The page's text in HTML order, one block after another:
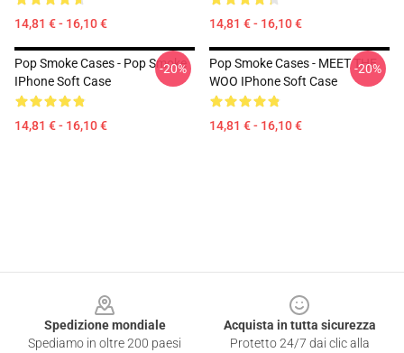
14,81 € - 16,10 € 14,81 € - 16,10 €
Pop Smoke Cases - Pop Smoke
IPhone Soft Case
14,81 € - 16,10 €
-20%
Pop Smoke Cases - MEET THE
WOO IPhone Soft Case
14,81 € - 16,10 €
-20%
Spedizione mondiale
Spediamo in oltre 200 paesi
Acquista in tutta sicurezza
Protetto 24/7 dai clic alla